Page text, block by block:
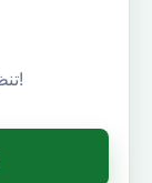
تنظيف المنزل - وضع الأمور في النظام، معا!